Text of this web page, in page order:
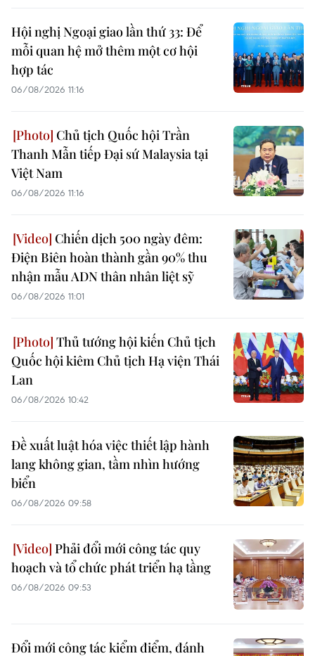
Hội nghị Ngoại giao lần thứ 33: Để
mỗi quan hệ mở thêm một cơ hội
hợp tác
06/08/2026 11:16
Chủ tịch Quốc hội Trần
Thanh Mẫn tiếp Đại sứ Malaysia tại
Việt Nam
06/08/2026 11:16
Chiến dịch 500 ngày đêm:
Điện Biên hoàn thành gần 90% thu
nhận mẫu ADN thân nhân liệt sỹ
06/08/2026 11:01
Thủ tướng hội kiến Chủ tịch
Quốc hội kiêm Chủ tịch Hạ viện Thái
Lan
06/08/2026 10:42
Đề xuất luật hóa việc thiết lập hành
lang không gian, tầm nhìn hướng
biển
06/08/2026 09:58
Phải đổi mới công tác quy
hoạch và tổ chức phát triển hạ tầng
06/08/2026 09:53
Đổi mới công tác kiểm điểm, đánh